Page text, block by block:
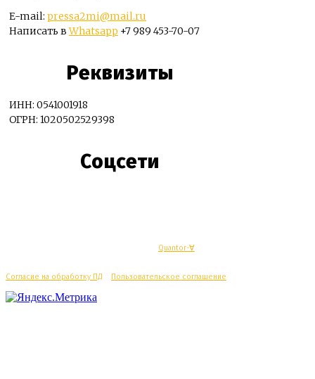
E-mail: pressa2mi@mail.ru
Написать вWhatsapp +7 989 453-70-07
Реквизиты
ИНН: 0541001918
ОГРН: 1020502529398
Соцсети
Quantor-∀
Согласие на обработку ПД Пользовательское соглашение